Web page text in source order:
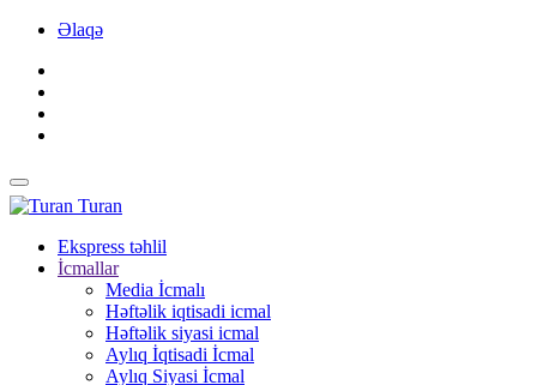
Əlaqə
Turan
Ekspress təhlil
İcmallar
Media İcmalı
Həftəlik iqtisadi icmal
Həftəlik siyasi icmal
Aylıq İqtisadi İcmal
Aylıq Siyasi İcmal